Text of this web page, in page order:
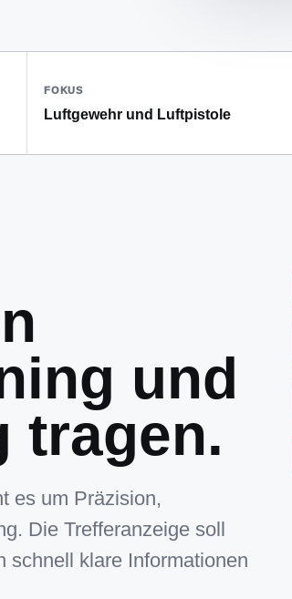
FOKUS
Luftgewehr und Luftpistole
und
tragen.
es um Präzision,
Die Trefferanzeige soll
schnell klare Informationen